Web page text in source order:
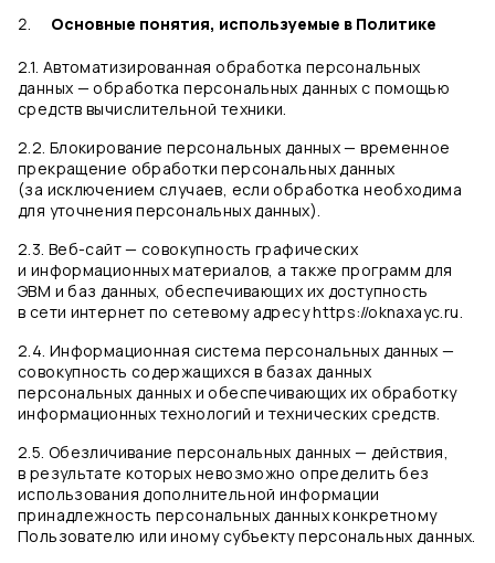
Основные понятия, используемые в Политике
2.1. Автоматизированная обработка персональных
данных — обработка персональных данных с помощью
средств вычислительной техники.
2.2. Блокирование персональных данных — временное
прекращение обработки персональных данных
(за исключением случаев, если обработка необходима
для уточнения персональных данных).
2.3. Веб-сайт — совокупность графических
и информационных материалов, а также программ для
ЭВМ и баз данных, обеспечивающих их доступность
в сети интернет по сетевому адресу https://oknaxayc.ru.
2.4. Информационная система персональных данных —
совокупность содержащихся в базах данных
персональных данных и обеспечивающих их обработку
информационных технологий и технических средств.
2.5. Обезличивание персональных данных — действия,
в результате которых невозможно определить без
использования дополнительной информации
принадлежность персональных данных конкретному
Пользователю или иному субъекту персональных данных.